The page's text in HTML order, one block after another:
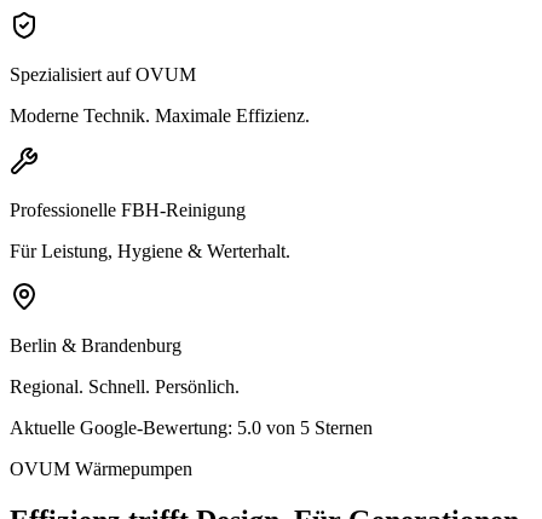
Spezialisiert auf OVUM
Moderne Technik. Maximale Effizienz.
Professionelle FBH-Reinigung
Für Leistung, Hygiene & Werterhalt.
Berlin & Brandenburg
Regional. Schnell. Persönlich.
Aktuelle Google-Bewertung: 5.0 von 5 Sternen
OVUM Wärmepumpen